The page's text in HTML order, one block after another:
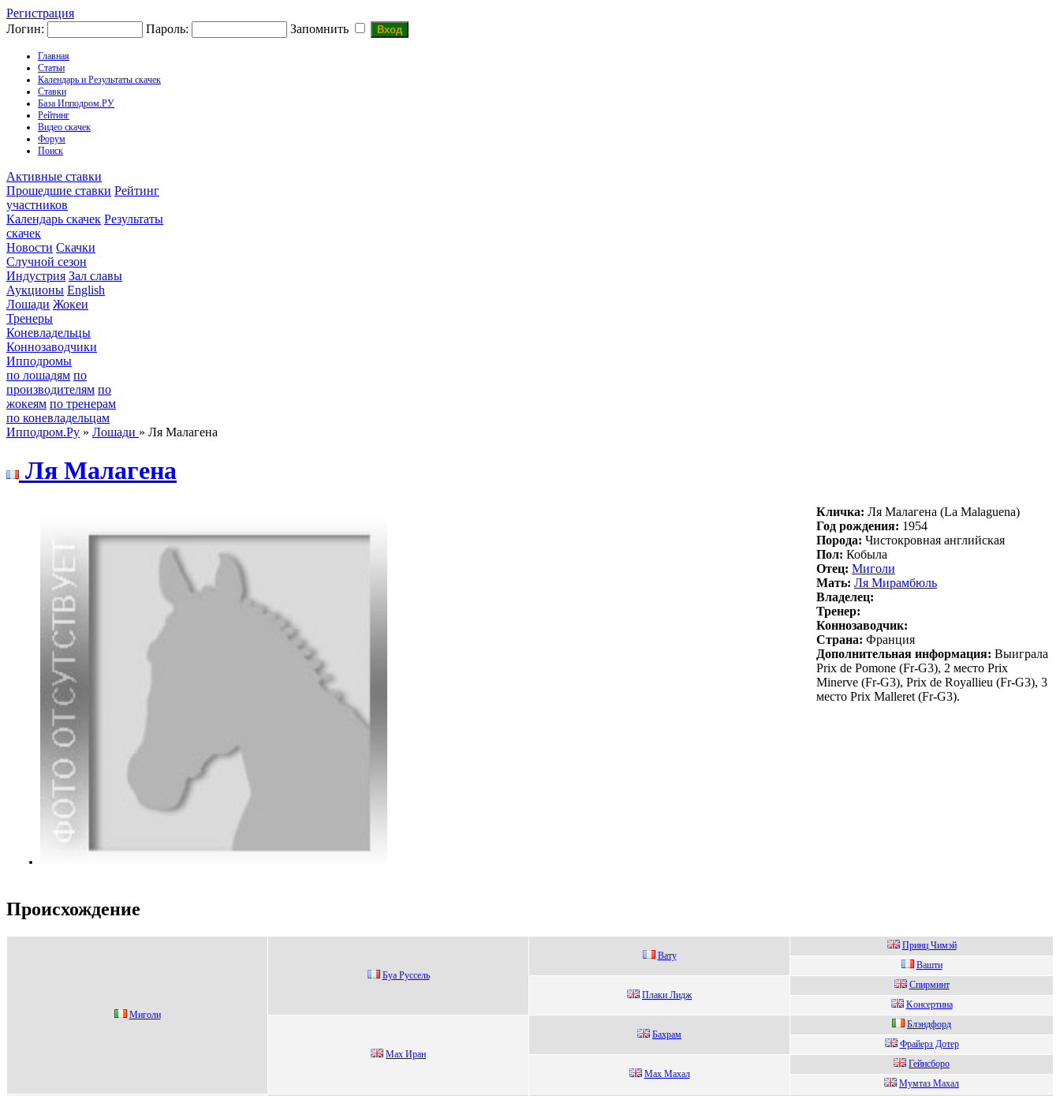
Регистрация
Логин:
Пароль: Запомнить
Главная
Статьи
Календарь и Результаты скачек
Ставки
База Ипподром.РУ
Рейтинг
Видео скачек
Форум
Поиск
Активные ставки
Прошедшие ставки Рейтинг
участников
Календарь скачек Результаты
скачек
Новости Скачки
Случной сезон
Индустрия Зал славы
Аукционы English
Лошади Жокеи
Тренеры
Коневладельцы
Коннозаводчики
Ипподромы
по лошадям по
производителям по
жокеям по тренерам
по коневладельцам
Ипподром.Ру » Лошади » Ля Малагена
Ля Мaлaгенa
Кличка: Ля Мaлaгенa (La Malaguena)
Год рождения: 1954
Порода: Чистокровная английская
Пол: Кобыла
Отец: Миголи
Мать: Ля Mиpaмбюль
Владелец:
Тренер:
Коннозаводчик:
Страна: Франция
Дополнительная информация: Выиграла
Prix de Pomone (Fr-G3), 2 место Prix
Minerve (Fr-G3), Prix de Royallieu (Fr-G3), 3
место Prix Malleret (Fr-G3).
Происхождение
Миголи
Буа Pуссeль
Вaту
Принц Чимэй
Вaшти
Плaки Лидж
Спиpминт
Kонcepтина
Max Иpaн
Бaхpaм
Блэндфоpд
Фрaйeрз Дoтeр
Мaх Мaхaл
Гейнсбоpо
Mумтaз Maxaл